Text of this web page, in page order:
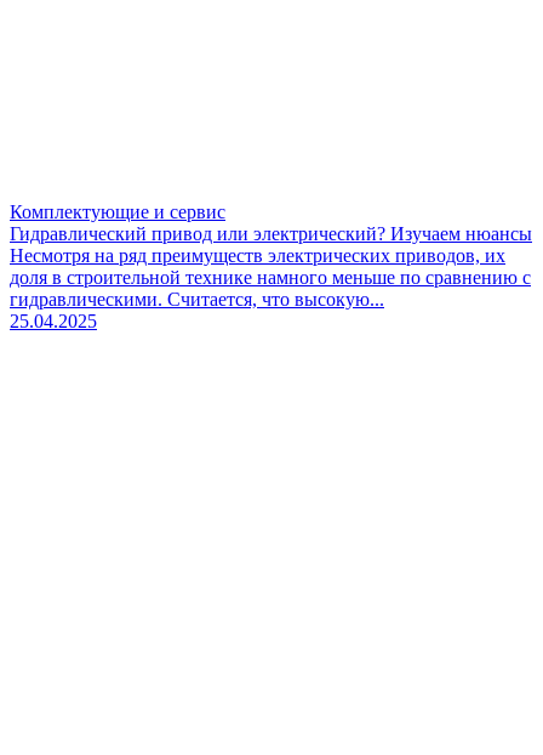
Комплектующие и сервис
Гидравлический привод или электрический? Изучаем нюансы
Несмотря на ряд преимуществ электрических приводов, их
доля в строительной технике намного меньше по сравнению с
гидравлическими. Считается, что высокую...
25.04.2025